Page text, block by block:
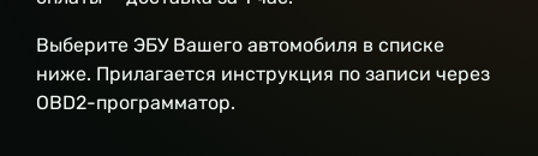
Выберите ЭБУ Вашего автомобиля в списке
ниже. Прилагается инструкция по записи через
OBD2-программатор.